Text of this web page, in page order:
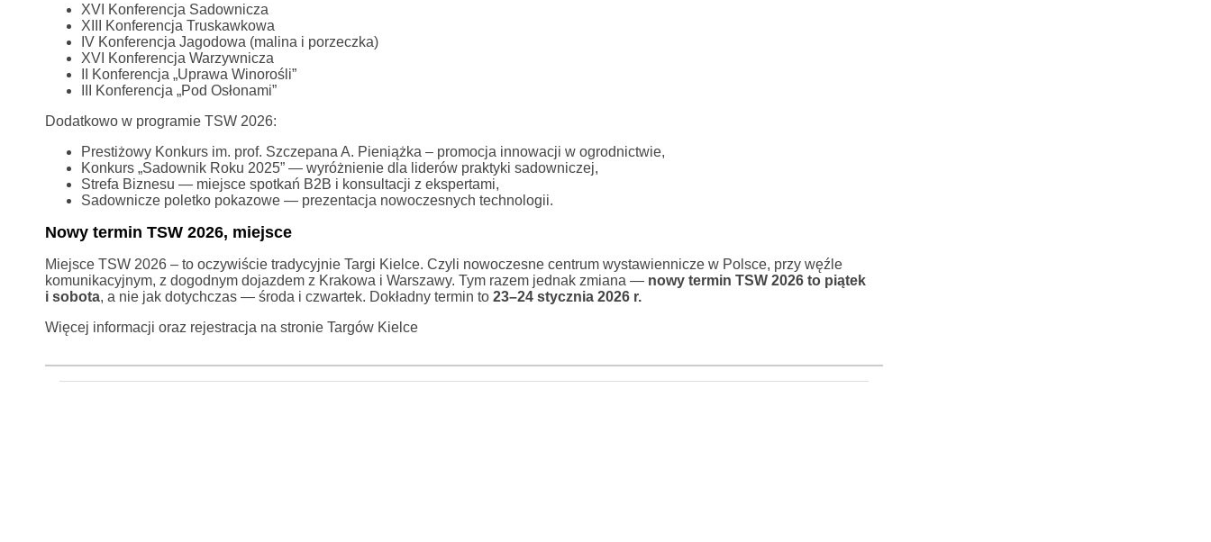
XVI Konferencja Sadownicza
XIII Konferencja Truskawkowa
IV Konferencja Jagodowa (malina i porzeczka)
XVI Konferencja Warzywnicza
II Konferencja „Uprawa Winorośli”
III Konferencja „Pod Osłonami”
Dodatkowo w programie TSW 2026:
Prestiżowy Konkurs im. prof. Szczepana A. Pieniążka – promocja innowacji w ogrodnictwie,
Konkurs „Sadownik Roku 2025” — wyróżnienie dla liderów praktyki sadowniczej,
Strefa Biznesu — miejsce spotkań B2B i konsultacji z ekspertami,
Sadownicze poletko pokazowe — prezentacja nowoczesnych technologii.
Nowy termin TSW 2026, miejsce
Miejsce TSW 2026 – to oczywiście tradycyjnie Targi Kielce. Czyli nowoczesne centrum wystawiennicze w Polsce, przy węźle
komunikacyjnym, z dogodnym dojazdem z Krakowa i Warszawy. Tym razem jednak zmiana — nowy termin TSW 2026 to piątek
i sobota, a nie jak dotychczas — środa i czwartek. Dokładny termin to 23–24 stycznia 2026 r.
Więcej informacji oraz rejestracja na stronie Targów Kielce